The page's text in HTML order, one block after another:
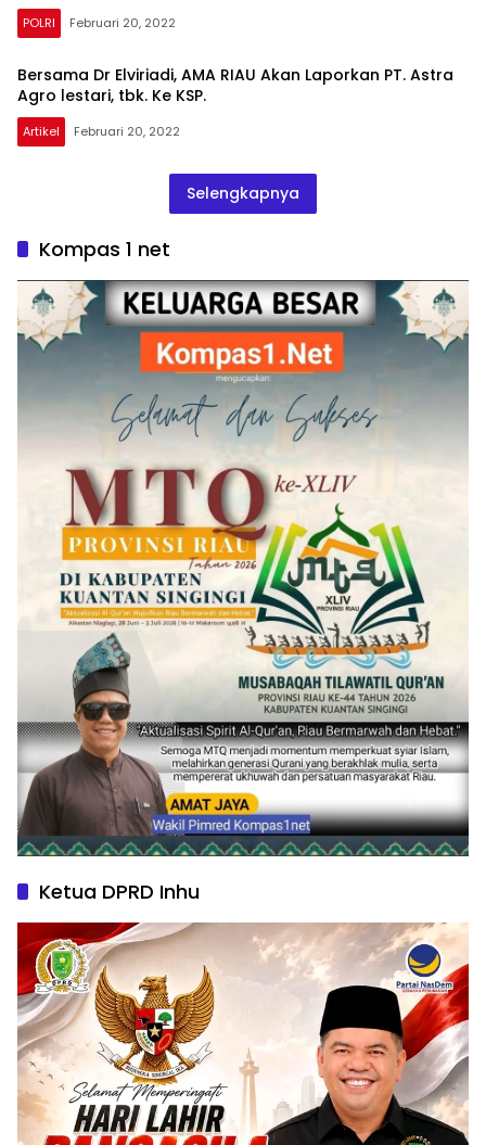
POLRI Februari 20, 2022
kompas1net
Bersama Dr Elviriadi, AMA RIAU Akan Laporkan PT. Astra
Agro lestari, tbk. Ke KSP.
Artikel Februari 20, 2022
Selengkapnya
Kompas 1 net
Ketua DPRD Inhu